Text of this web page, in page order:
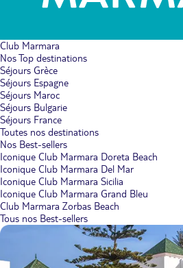
Club Marmara
Nos Top destinations
Séjours Grèce
Séjours Espagne
Séjours Maroc
Séjours Bulgarie
Séjours France
Toutes nos destinations
Nos Best-sellers
Iconique Club Marmara Doreta Beach
Iconique Club Marmara Del Mar
Iconique Club Marmara Sicilia
Iconique Club Marmara Grand Bleu
Club Marmara Zorbas Beach
Tous nos Best-sellers